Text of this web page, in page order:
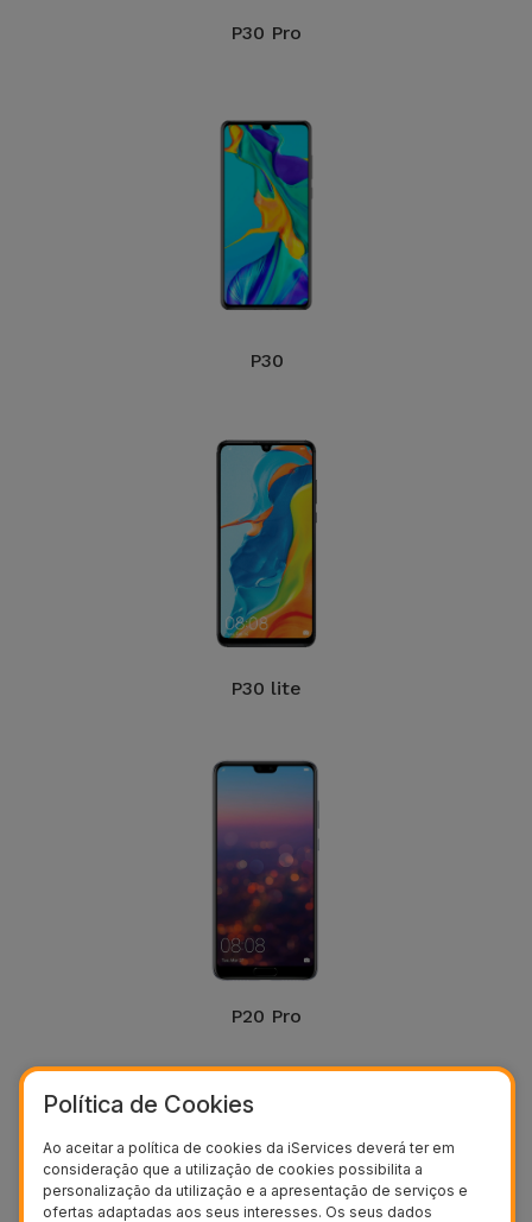
P30 Pro
P30
P30 lite
P20 Pro
Política de Cookies
Ao aceitar a política de cookies da iServices deverá ter em
consideração que a utilização de cookies possibilita a
personalização da utilização e a apresentação de serviços e
ofertas adaptadas aos seus interesses. Os seus dados